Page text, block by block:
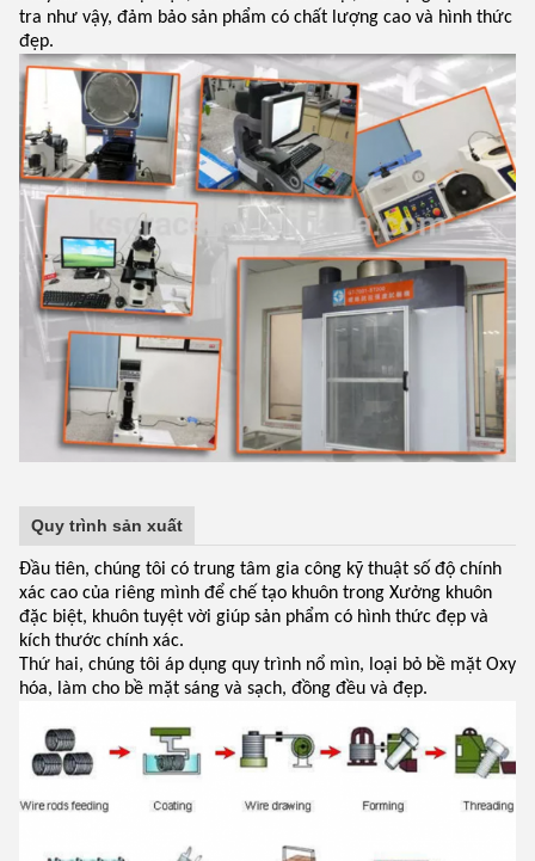
tra như vậy, đảm bảo sản phẩm có chất lượng cao và hình thức
đẹp.
Quy trình sản xuất
Đầu tiên, chúng tôi có trung tâm gia công kỹ thuật số độ chính
xác cao của riêng mình để chế tạo khuôn trong Xưởng khuôn
đặc biệt, khuôn tuyệt vời giúp sản phẩm có hình thức đẹp và
kích thước chính xác.
Thứ hai, chúng tôi áp dụng quy trình nổ mìn, loại bỏ bề mặt Oxy
hóa, làm cho bề mặt sáng và sạch, đồng đều và đẹp.